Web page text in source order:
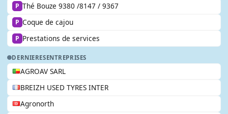
P Thé Bouze 9380 /8147 / 9367
P Coque de cajou
P Prestations de services
DERNIERESENTREPRISES
AGROAV SARL
BREIZH USED TYRES INTER
Agronorth